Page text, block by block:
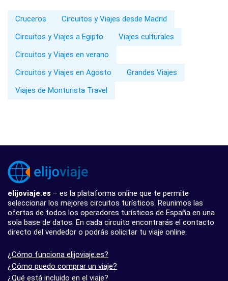
Cruceros
Circuitos y Viajes desde Madrid
Circuitos y Viajes a Egipto
Viajes culturales
Circuitos y Viajes en verano
Circuitos y Viajes en Agosto
Grandes Viajes
Viajes de Monturista Travel
elijoviaje.es – es la plataforma online que te permite
seleccionar los mejores circuitos turísticos. Reunimos las
ofertas de todos los operadores turísticos de España en una
sola base de datos. En cada circuito encontrarás el contacto
directo del vendedor o podrás solicitar tu viaje online.
¿Cómo funciona elijoviaje.es?
¿Cómo puedo comprar un viaje?
¿Qué está incluido en el viaje?